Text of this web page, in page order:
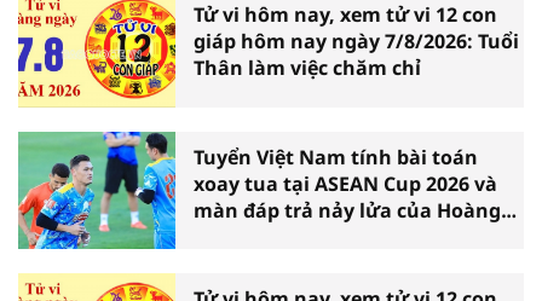
Tử vi hôm nay, xem tử vi 12 con
giáp hôm nay ngày 7/8/2026: Tuổi
Thân làm việc chăm chỉ
Tuyển Việt Nam tính bài toán
xoay tua tại ASEAN Cup 2026 và
màn đáp trả nảy lửa của Hoàng